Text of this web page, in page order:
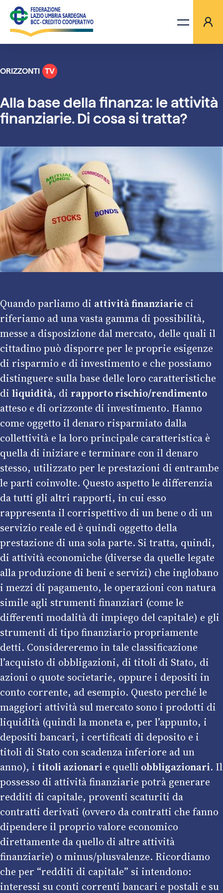
LA FEDERAZIONE
BANCHE
AGGIORNAMENTI
ORIZZONTI TV
ORIZZONTI TV
Alla base della finanza: le attività
finanziarie. Di cosa si tratta?
Quando parliamo di attività finanziarie ci
riferiamo ad una vasta gamma di possibilità,
messe a disposizione dal mercato, delle quali il
cittadino può disporre per le proprie esigenze
di risparmio e di investimento e che possiamo
distinguere sulla base delle loro caratteristiche
di liquidità, di rapporto rischio/rendimento
atteso e di orizzonte di investimento. Hanno
come oggetto il denaro risparmiato dalla
collettività e la loro principale caratteristica è
quella di iniziare e terminare con il denaro
stesso, utilizzato per le prestazioni di entrambe
le parti coinvolte. Questo aspetto le differenzia
da tutti gli altri rapporti, in cui esso
rappresenta il corrispettivo di un bene o di un
servizio reale ed è quindi oggetto della
prestazione di una sola parte. Si tratta, quindi,
di attività economiche (diverse da quelle legate
alla produzione di beni e servizi) che inglobano
i mezzi di pagamento, le operazioni con natura
simile agli strumenti finanziari (come le
differenti modalità di impiego del capitale) e gli
strumenti di tipo finanziario propriamente
detti. Considereremo in tale classificazione
l’acquisto di obbligazioni, di titoli di Stato, di
azioni o quote societarie, oppure i depositi in
conto corrente, ad esempio. Questo perché le
maggiori attività sul mercato sono i prodotti di
liquidità (quindi la moneta e, per l’appunto, i
depositi bancari, i certificati di deposito e i
titoli di Stato con scadenza inferiore ad un
anno), i titoli azionari e quelli obbligazionari. Il
possesso di attività finanziarie potrà generare
redditi di capitale, proventi scaturiti da
contratti derivati (ovvero da contratti che fanno
dipendere il proprio valore economico
direttamente da quello di altre attività
finanziarie) o minus/plusvalenze. Ricordiamo
che per “redditi di capitale” si intendono:
interessi su conti correnti bancari e postali e su